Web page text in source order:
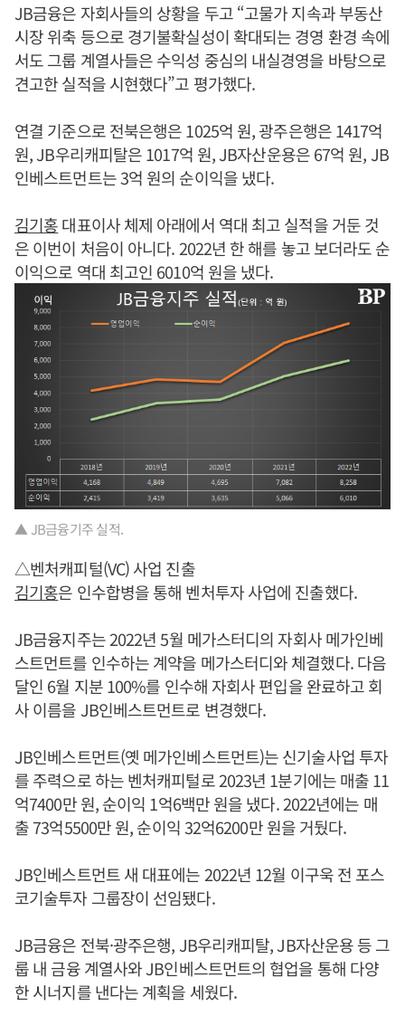
JB금융은 자회사들의 상황을 두고 “고물가 지속과 부동산
시장 위축 등으로 경기불확실성이 확대되는 경영 환경 속에
서도 그룹 계열사들은 수익성 중심의 내실경영을 바탕으로
견고한 실적을 시현했다”고 평가했다.
연결 기준으로 전북은행은 1025억 원, 광주은행은 1417억
원, JB우리캐피탈은 1017억 원, JB자산운용은 67억 원, JB
인베스트먼트는 3억 원의 순이익을 냈다.
김기홍대표이사 체제 아래에서 역대 최고 실적을 거둔 것
은 이번이 처음이 아니다. 2022년 한 해를 놓고 보더라도 순
이익으로 역대 최고인 6010억 원을 냈다.
▲ JB금융기주 실적.
△벤처캐피털(VC) 사업 진출
김기홍은 인수합병을 통해 벤처투자 사업에 진출했다.
JB금융지주는 2022년 5월 메가스터디의 자회사 메가인베
스트먼트를 인수하는 계약을 메가스터디와 체결했다. 다음
달인 6월 지분 100%를 인수해 자회사 편입을 완료하고 회
사 이름을 JB인베스트먼트로 변경했다.
JB인베스트먼트(옛 메가인베스트먼트)는 신기술사업 투자
를 주력으로 하는 벤처캐피털로 2023년 1분기에는 매출 11
억7400만 원, 순이익 1억6백만 원을 냈다. 2022년에는 매
출 73억5500만 원, 순이익 32억6200만 원을 거뒀다.
JB인베스트먼트 새 대표에는 2022년 12월 이구욱 전 포스
코기술투자 그룹장이 선임됐다.
JB금융은 전북·광주은행, JB우리캐피탈, JB자산운용 등 그
룹 내 금융 계열사와 JB인베스트먼트의 협업을 통해 다양
한 시너지를 낸다는 계획을 세웠다.